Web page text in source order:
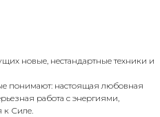
новые, нестандартные техники и
понимают: настоящая любовная
работа с энергиями,
к Силе.